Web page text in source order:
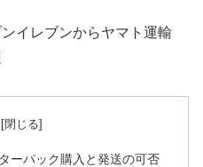
イレブンからヤマト運輸
ーパック購入と発送の可否